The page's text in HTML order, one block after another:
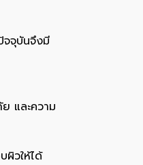
จุบันจึงมี
และความ
ผิวให้ได้